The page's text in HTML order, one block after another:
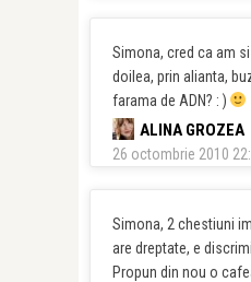
Simona, cred ca am
doilea, prin alianta,
farama de ADN? : )
ALINA GROZEA
26 octombrie 2010
Simona, 2 chestiuni
are dreptate, e
Propun din nou o